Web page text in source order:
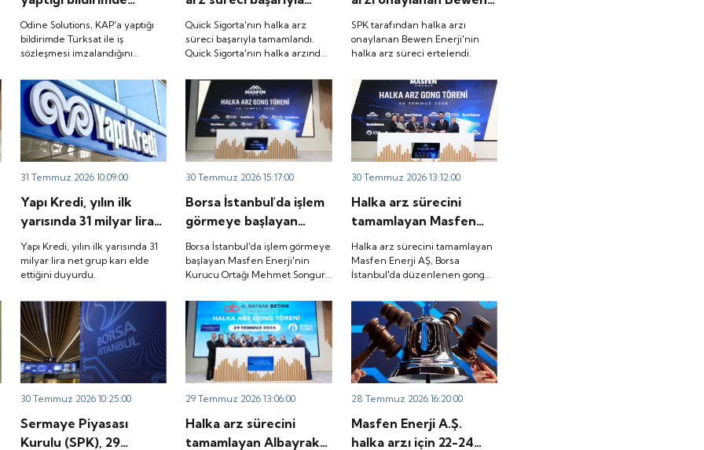
Türksat ile iş
sözleşmesi
imzalandığını duyurdu.
Odine Solutions, KAP'a yaptığı
bildirimde Türksat ile iş
sözleşmesi imzalandığını
tamamlandı. Quick
Sigorta'nın halka
arzında bireysel
tutarın yaklaşık 1,31
katı ve yurt içi
kurumsal yatırımcılara
ayrılan tutarın ise 1,07
katı talep geldi. Quick
2026 tarihinde “QUICK”
işlem koduyla Borsa
İstanbul'da işlem
görmeye başlayacak.
Quick Sigorta'nın halka arz
süreci başarıyla tamamlandı.
Quick Sigorta'nın halka arzında
tutarın yaklaşık 1,31 katı ve yurt
içi kurumsal yatırımcılara
ayrılan tutarın ise 1,07 katı talep
geldi. Quick Sigorta, 6 Ağustos
2026 tarihinde “QUICK” işlem
koduyla Borsa İstanbul'da işlem
Enerji'nin halka arz
süreci ertelendi.
SPK tarafından halka arzı
onaylanan Bewen Enerji'nin
halka arz süreci ertelendi.
31 Temmuz 2026 10:09:00
Yapı Kredi, yılın ilk
yarısında 31 milyar lira
net grup karı elde
ettiğini duyurdu.
Yapı Kredi, yılın ilk yarısında 31
milyar lira net grup karı elde
ettiğini duyurdu.
30 Temmuz 2026 15:17:00
Borsa İstanbul'da işlem
görmeye başlayan
Masfen Enerji'nin
Kurucu Ortağı Mehmet
Songur, şirketin yatırım
Borsa İstanbul'da işlem görmeye
başlayan Masfen Enerji'nin
Kurucu Ortağı Mehmet Songur,
30 Temmuz 2026 13:12:00
Halka arz sürecini
tamamlayan Masfen
Enerji AŞ, Borsa
İstanbul'da düzenlenen
gong töreniyle
görmeye başladı.
Halka arz sürecini tamamlayan
Masfen Enerji AŞ, Borsa
İstanbul'da düzenlenen gong
işlem görmeye başladı.
30 Temmuz 2026 10:25:00
Sermaye Piyasası
Kurulu (SPK), 29
29 Temmuz 2026 13:06:00
Halka arz sürecini
tamamlayan Albayrak
28 Temmuz 2026 16:20:00
Masfen Enerji A.Ş.
halka arzı için 22-24